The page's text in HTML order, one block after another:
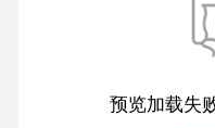
预览加载失